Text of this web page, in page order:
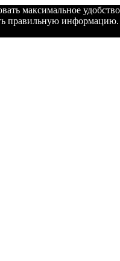
максимальное
правильную информацию.